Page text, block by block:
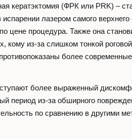
кератэктомия (ФРК или PRK) –
лазером самого
цене процедура. Также она
кому из-за слишком тонкой
более
более выраженный
период из-за обширного
по сравнению в другими